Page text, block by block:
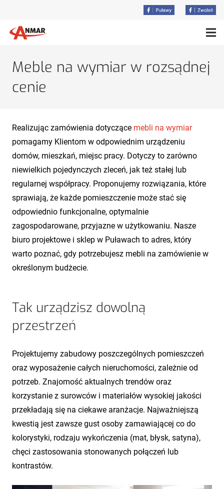
Meble na wymiar w rozsądnej
cenie
Realizując zamówienia dotyczące mebli na wymiar
pomagamy Klientom w odpowiednim urządzeniu
domów, mieszkań, miejsc pracy. Dotyczy to zarówno
niewielkich pojedynczych zleceń, jak też stałej lub
regularnej współpracy. Proponujemy rozwiązania, które
sprawiają, że każde pomieszczenie może stać się
odpowiednio funkcjonalne, optymalnie
zagospodarowane, przyjazne w użytkowaniu. Nasze
biuro projektowe i sklep w Puławach to adres, który
warto poznać, gdy potrzebujesz mebli na zamówienie w
określonym budżecie.
Tak urządzisz dowolną
przestrzeń
Projektujemy zabudowy poszczególnych pomieszczeń
oraz wyposażenie całych nieruchomości, zależnie od
potrzeb. Znajomość aktualnych trendów oraz
korzystanie z surowców i materiałów wysokiej jakości
przekładają się na ciekawe aranżacje. Najważniejszą
kwestią jest zawsze gust osoby zamawiającej co do
kolorystyki, rodzaju wykończenia (mat, błysk, satyna),
chęci zastosowania stonowanych połączeń lub
kontrastów.